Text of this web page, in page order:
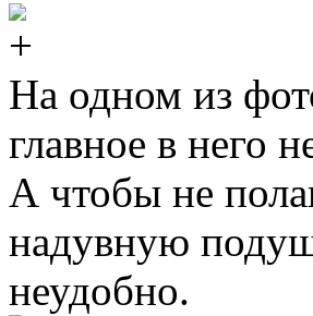
На одном из
главное в него
А чтобы не
надувную
неудобно.